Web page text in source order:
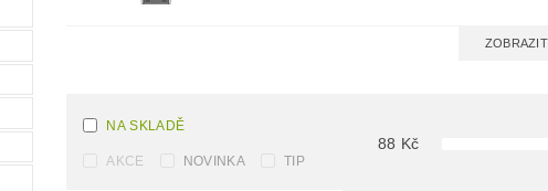
NA SKLADĚ
AKCE NOVINKA TIP
88 Kč